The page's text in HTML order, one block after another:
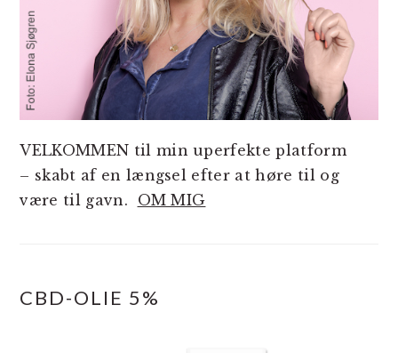
VELKOMMEN til min uperfekte platform
– skabt af en længsel efter at høre til og
være til gavn. OM MIG
CBD-OLIE 5%